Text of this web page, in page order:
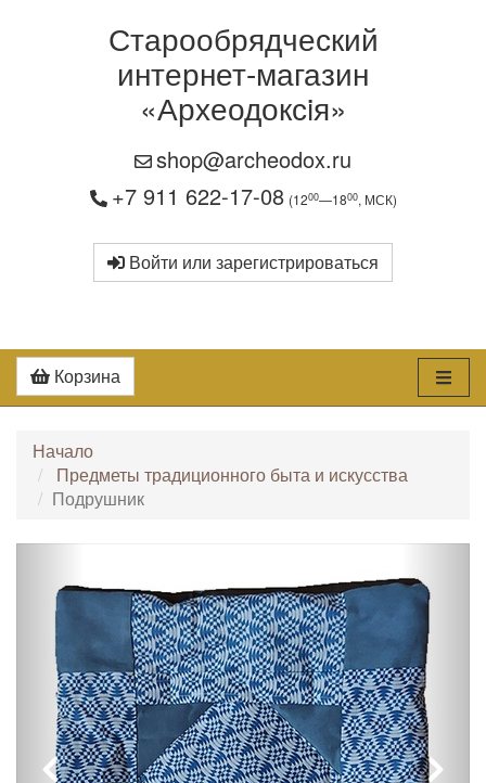
Старообрядческий
интернет-магазин
«Археодоксiя»
shop@archeodox.ru
+7 911 622-17-08 (1200—1800, МСК)
Войти или зарегистрироваться
Корзина
Начало
Предметы традиционного быта и искусства
Подрушник